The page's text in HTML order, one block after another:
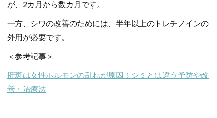
が、2カ月から数カ月です。
一方、シワの改善のためには、半年以上のトレチノインの
外用が必要です。
＜参考記事＞
肝斑は女性ホルモンの乱れが原因！シミとは違う予防や改
善・治療法